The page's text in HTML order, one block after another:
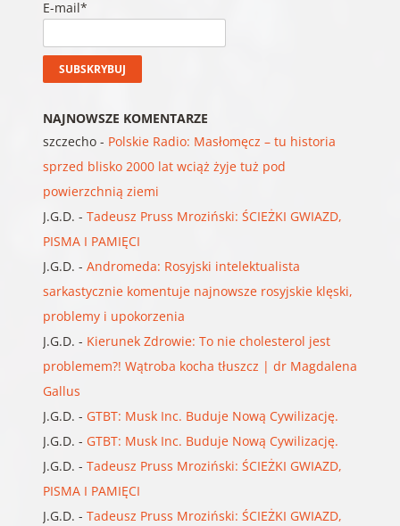
E-mail*
NAJNOWSZE KOMENTARZE
szczecho- Polskie Radio: Masłomęcz – tu historia
sprzed blisko 2000 lat wciąż żyje tuż pod
powierzchnią ziemi
J.G.D. - Tadeusz Pruss Mroziński: ŚCIEŻKI GWIAZD,
PISMA I PAMIĘCI
J.G.D. - Andromeda: Rosyjski intelektualista
sarkastycznie komentuje najnowsze rosyjskie klęski,
problemy i upokorzenia
J.G.D. - Kierunek Zdrowie: To nie cholesterol jest
problemem?! Wątroba kocha tłuszcz | dr Magdalena
Gallus
J.G.D. - GTBT: Musk Inc. Buduje Nową Cywilizację.
J.G.D. - GTBT: Musk Inc. Buduje Nową Cywilizację.
J.G.D. - Tadeusz Pruss Mroziński: ŚCIEŻKI GWIAZD,
PISMA I PAMIĘCI
J.G.D. - Tadeusz Pruss Mroziński: ŚCIEŻKI GWIAZD,